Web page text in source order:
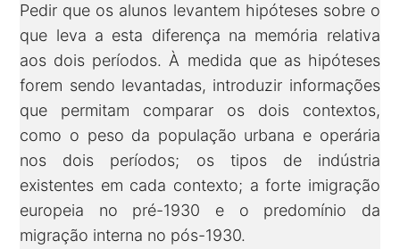
Pedir que os alunos levantem hipóteses sobre o
que leva a esta diferença na memória relativa
aos dois períodos. À medida que as hipóteses
forem sendo levantadas, introduzir informações
que permitam comparar os dois contextos,
como o peso da população urbana e operária
nos dois períodos; os tipos de indústria
existentes em cada contexto; a forte imigração
europeia no pré-1930 e o predomínio da
migração interna no pós-1930.